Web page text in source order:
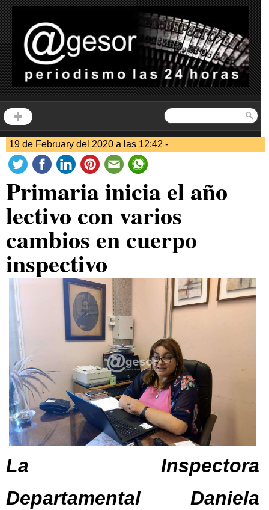
19 de February del 2020 a las 12:42 -
Primaria inicia el año
lectivo con varios
cambios en cuerpo
inspectivo
La Inspectora
Departamental Daniela